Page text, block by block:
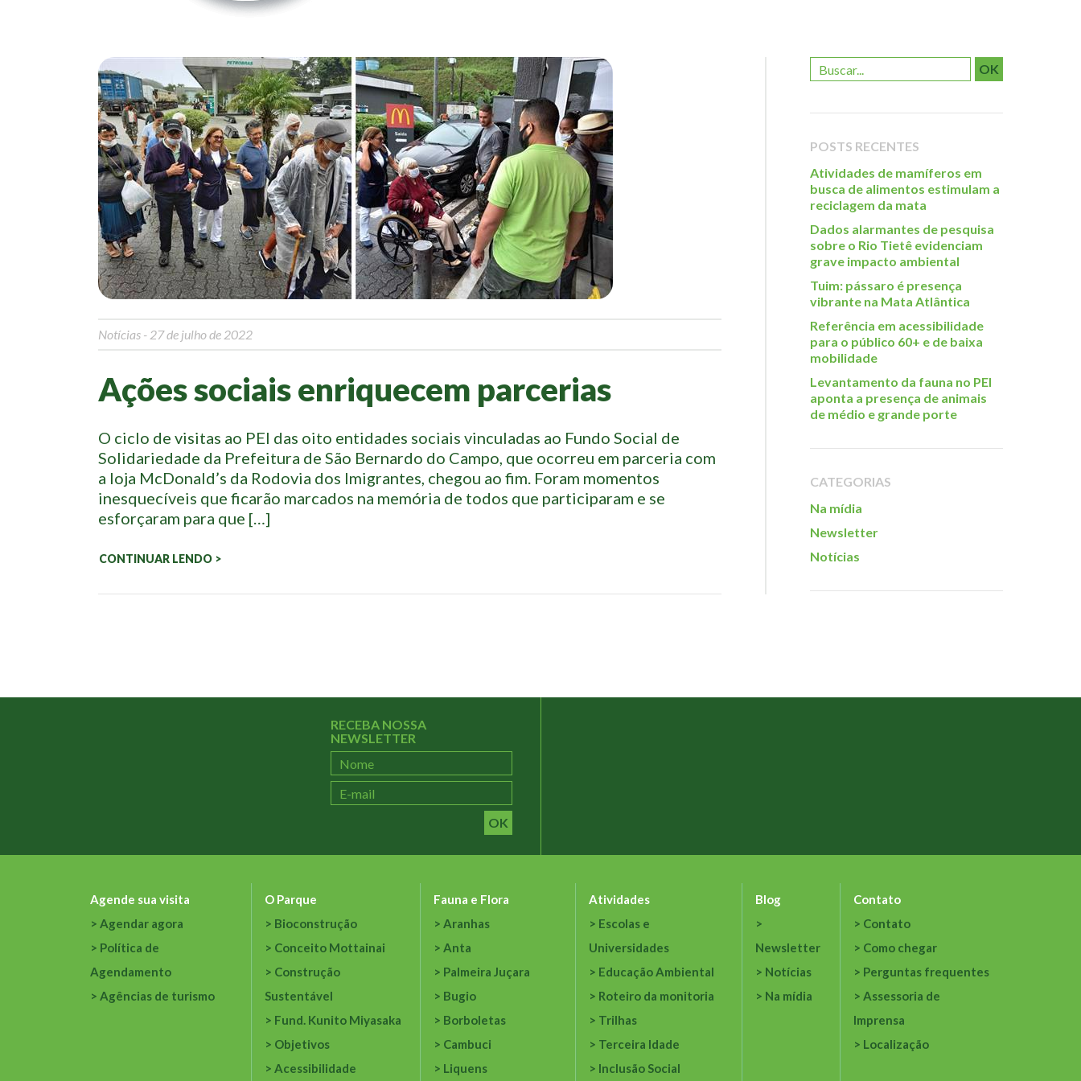
Notícias - 27 de julho de 2022
Ações sociais enriquecem parcerias
O ciclo de visitas ao PEI das oito entidades sociais vinculadas ao Fundo Social de
Solidariedade da Prefeitura de São Bernardo do Campo, que ocorreu em parceria com
a loja McDonald’s da Rodovia dos Imigrantes, chegou ao fim. Foram momentos
inesquecíveis que ficarão marcados na memória de todos que participaram e se
esforçaram para que […]
CONTINUAR LENDO >
OK
POSTS RECENTES
Atividades de mamíferos em
busca de alimentos estimulam a
reciclagem da mata
Dados alarmantes de pesquisa
sobre o Rio Tietê evidenciam
grave impacto ambiental
Tuim: pássaro é presença
vibrante na Mata Atlântica
Referência em acessibilidade
para o público 60+ e de baixa
mobilidade
Levantamento da fauna no PEI
aponta a presença de animais
de médio e grande porte
CATEGORIAS
Na mídia
Newsletter
Notícias
RECEBA NOSSA
NEWSLETTER
OK
Agende sua visita
Agendar agora
Política de
Agendamento
Agências de turismo
O Parque
Bioconstrução
Conceito Mottainai
Construção
Sustentável
Fund. Kunito Miyasaka
Objetivos
Acessibilidade
Fauna e Flora
Aranhas
Anta
Palmeira Juçara
Bugio
Borboletas
Cambuci
Liquens
Atividades
Escolas e
Universidades
Educação Ambiental
Roteiro da monitoria
Trilhas
Terceira Idade
Inclusão Social
Blog
Newsletter
Notícias
Na mídia
Contato
Contato
Como chegar
Perguntas frequentes
Assessoria de
Imprensa
Localização